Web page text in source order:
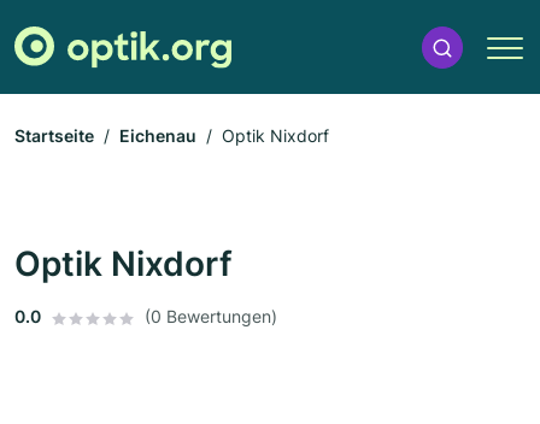
Startseite Eichenau Optik Nixdorf
Optik Nixdorf
0.0 (0 Bewertungen)